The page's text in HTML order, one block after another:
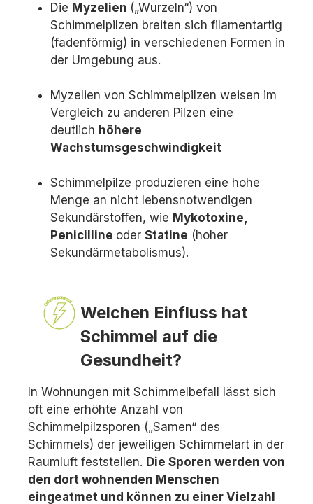
Die Myzelien („Wurzeln“) von
Schimmelpilzen breiten sich filamentartig
(fadenförmig) in verschiedenen Formen in
der Umgebung aus.
Myzelien von Schimmelpilzen weisen im
Vergleich zu anderen Pilzen eine
deutlich höhere
Wachstumsgeschwindigkeit
Schimmelpilze produzieren eine hohe
Menge an nicht lebensnotwendigen
Sekundärstoffen, wie Mykotoxine,
Penicilline oder Statine (hoher
Sekundärmetabolismus).
Welchen Einfluss hat
Schimmel auf die
Gesundheit?
In Wohnungen mit Schimmelbefall lässt sich
oft eine erhöhte Anzahl von
Schimmelpilzsporen („Samen“ des
Schimmels) der jeweiligen Schimmelart in der
Raumluft feststellen. Die Sporen werden von
den dort wohnenden Menschen
eingeatmet und können zu einer Vielzahl